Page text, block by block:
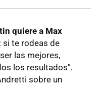
quiere a Max
si te rodeas de
las mejores,
los resultados".
sobre un